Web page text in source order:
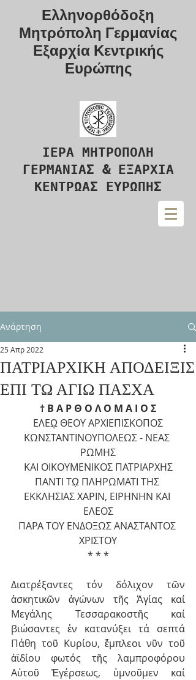
Ελληνορθόδοξη
Μητρόπολη Γερμανίας
Εξαρχία Κεντρικής
Ευρώπης
ΙΕΡΑ ΜΗΤΡΟΠΟΛΗ
ΓΕΡΜΑΝΙΑΣ & ΕΞΑΡΧΙΑ
ΚΕΝΤΡΩΑΣ ΕΥΡΩΠΗΣ
Ανάρτηση
ΠΑΤΡΙΑΡΧΙΚΗ ΑΠΟΔΕΙΞΙΣ
ΕΠΙ ΤΩ ΑΓΙΩ ΠΑΣΧΑ
25 Απρ 2022
† Β Α Ρ Θ Ο Λ Ο Μ Α Ι Ο Σ
ΕΛΕῼ ΘΕΟΥ ΑΡΧΙΕΠΙΣΚΟΠΟΣ
ΚΩΝΣΤΑΝΤΙΝΟΥΠΟΛΕΩΣ - ΝΕΑΣ
ΡΩΜΗΣ
ΚΑΙ ΟΙΚΟΥΜΕΝΙΚΟΣ ΠΑΤΡΙΑΡΧΗΣ
ΠΑΝΤΙ Τῼ ΠΛΗΡΩΜΑΤΙ ΤΗΣ
ΕΚΚΛΗΣΙΑΣ ΧΑΡΙΝ, ΕΙΡΗΝΗΝ ΚΑΙ
EΛΕΟΣ
ΠΑΡΑ ΤΟΥ ΕΝΔΟΞΩΣ ΑΝΑΣΤΑΝΤΟΣ
ΧΡΙΣΤΟΥ
* * *
Διατρέξαντες τόν δόλιχον τῶν
ἀσκητικῶν ἀγώνων τῆς Ἁγίας καί
Μεγάλης Τεσσαρακοστῆς καί
βιώσαντες ἐν κατανύξει τά σεπτά
Πάθη τοῦ Κυρίου, ἔμπλεοι νῦν τοῦ
ἀϊδίου φωτός τῆς λαμπροφόρου
Αὐτοῦ Ἐγέρσεως, ὑμνοῦμεν καί